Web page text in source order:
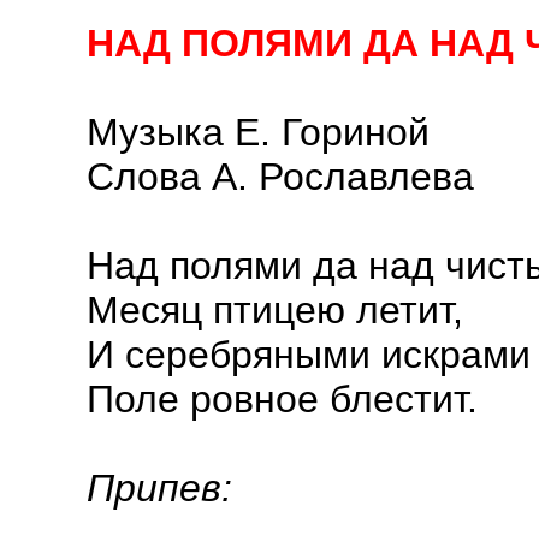
НАД ПОЛЯМИ ДА НАД
Музыка Е. Гориной
Слова А. Рославлева
Над полями да над
Месяц птицею летит,
И серебряными искрами
Поле ровное блестит.
Припев: